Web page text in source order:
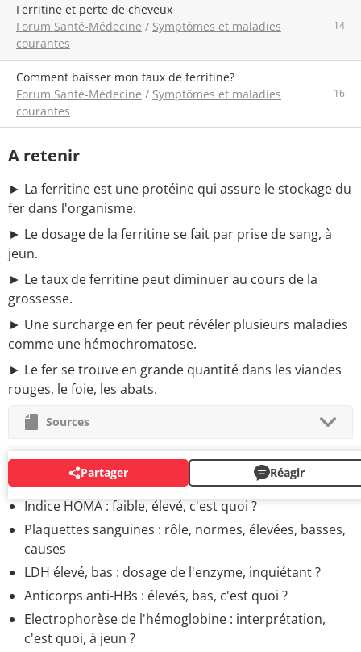
ferritine et perte de cheveux
Forum Santé-Médecine / Symptômes et maladies
courantes
14
Comment baisser mon taux de ferritine?
Forum Santé-Médecine / Symptômes et maladies
courantes
16
A retenir
► La ferritine est une protéine qui assure le stockage du
fer dans l'organisme.
► Le dosage de la ferritine se fait par prise de sang, à
jeun.
► Le taux de ferritine peut diminuer au cours de la
grossesse.
► Une surcharge en fer peut révéler plusieurs maladies
comme une hémochromatose.
► Le fer se trouve en grande quantité dans les viandes
rouges, le foie, les abats.
Sources
Partager Réagir
ANALYSES DE SANG
Indice HOMA : faible, élevé, c'est quoi ?
Plaquettes sanguines : rôle, normes, élevées, basses,
causes
LDH élevé, bas : dosage de l'enzyme, inquiétant ?
Anticorps anti-HBs : élevés, bas, c'est quoi ?
Electrophorèse de l'hémoglobine : interprétation,
c'est quoi, à jeun ?